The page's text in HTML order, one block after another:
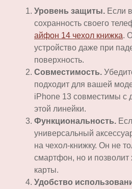
Уровень защиты. Если
сохранность своего
айфон 14 чехол книжка.
устройство даже при
поверхность.
Совместимость.
подходит для вашей
iPhone 13 совместимы с
этой линейки.
Функциональность.
универсальный
на чехол-книжку. Он не
смартфон, но и позволит
карты.
Удобство